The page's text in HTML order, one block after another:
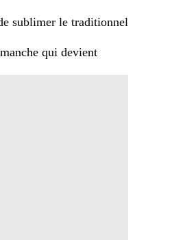
sublimer le traditionnel
qui devient